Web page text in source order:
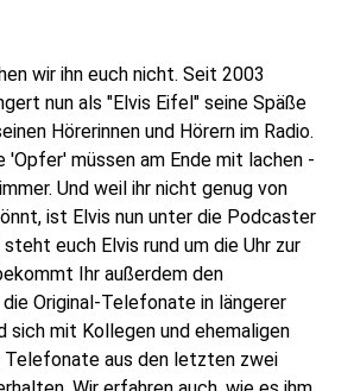
wir ihn euch nicht. Seit 2003
nun als "Elvis Eifel" seine Späße
Hörerinnen und Hörern im Radio.
'Opfer' müssen am Ende mit lachen -
Und weil ihr nicht genug von
ist Elvis nun unter die Podcaster
euch Elvis rund um die Uhr zur
Ihr außerdem den
Original-Telefonate in längerer
sich mit Kollegen und ehemaligen
Telefonate aus den letzten zwei